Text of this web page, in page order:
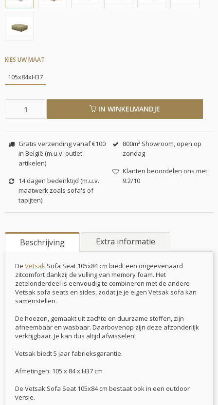
KIES UW MAAT
105x84xH37
IN WINKELMANDJE
Gratis verzending vanaf €100
in België (m.u.v. outlet
artikelen)
14 dagen bedenktijd (m.u.v.
maatwerk zoals sofa's of
tapijten)
800m² Showroom, open op
zondag
Klanten beoordelen ons met
9.2/10
Beschrijving Extra informatie
De Vetsak Sofa Seat 105x84 cm biedt een ongeëvenaard
zitcomfort dankzij de vulling van memory foam. Het
zetelonderdeel is eenvoudig te combineren met de andere
Vetsak sofa seats en sides, zodat je je eigen Vetsak sofa kan
samenstellen.
De hoezen, gemaakt uit zachte en duurzame stoffen, zijn
afneembaar en wasbaar. Daarbovenop zijn deze afzonderlijk
verkrijgbaar. Je kan dus altijd afwisselen!
Vetsak biedt 5 jaar fabrieksgarantie.
Afmetingen: 105 x 84 x H37 cm
De Vetsak Sofa Seat 105x84 cm bestaat ook in een outdoor
versie.